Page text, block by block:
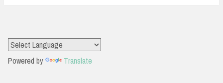
Powered by Translate